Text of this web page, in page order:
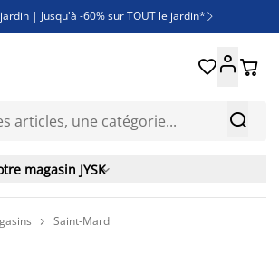
| Jusqu'à -60% sur TOUT le jardin* 
-50% sur une sélection literie
les nouveautés de la collection

 
magasin JYSK
 Saint-Mard